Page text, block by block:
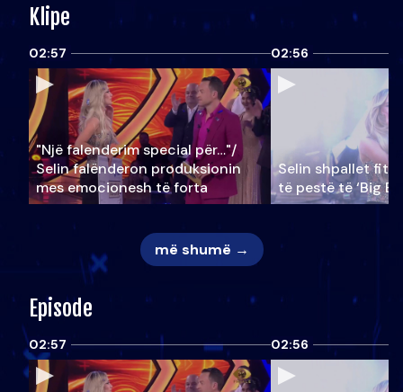
Klipe
02:57
"Një falenderim special për…"/
Selin falënderon produksionin
mes emocionesh të forta
02:56
Selin shpallet
të pestë të ‘Big
më shumë →
Episode
02:57 02:56